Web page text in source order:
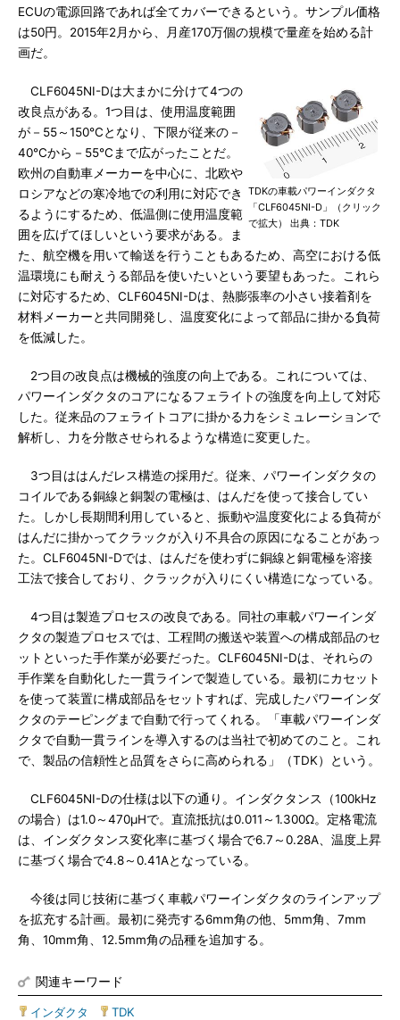
ECUの電源回路であれば全てカバーできるという。サンプル価格
は50円。2015年2月から、月産170万個の規模で量産を始める計
画だ。
TDKの車載パワーインダクタ
「CLF6045NI-D」（クリック
で拡大） 出典：TDK
CLF6045NI-Dは大まかに分けて4つの
改良点がある。1つ目は、使用温度範囲
が－55～150℃となり、下限が従来の－
40℃から－55℃まで広がったことだ。
欧州の自動車メーカーを中心に、北欧や
ロシアなどの寒冷地での利用に対応でき
るようにするため、低温側に使用温度範
囲を広げてほしいという要求がある。ま
た、航空機を用いて輸送を行うこともあるため、高空における低
温環境にも耐えうる部品を使いたいという要望もあった。これら
に対応するため、CLF6045NI-Dは、熱膨張率の小さい接着剤を
材料メーカーと共同開発し、温度変化によって部品に掛かる負荷
を低減した。
2つ目の改良点は機械的強度の向上である。これについては、
パワーインダクタのコアになるフェライトの強度を向上して対応
した。従来品のフェライトコアに掛かる力をシミュレーションで
解析し、力を分散させられるような構造に変更した。
3つ目ははんだレス構造の採用だ。従来、パワーインダクタの
コイルである銅線と銅製の電極は、はんだを使って接合してい
た。しかし長期間利用していると、振動や温度変化による負荷が
はんだに掛かってクラックが入り不具合の原因になることがあっ
た。CLF6045NI-Dでは、はんだを使わずに銅線と銅電極を溶接
工法で接合しており、クラックが入りにくい構造になっている。
4つ目は製造プロセスの改良である。同社の車載パワーインダ
クタの製造プロセスでは、工程間の搬送や装置への構成部品のセ
ットといった手作業が必要だった。CLF6045NI-Dは、それらの
手作業を自動化した一貫ラインで製造している。最初にカセット
を使って装置に構成部品をセットすれば、完成したパワーインダ
クタのテーピングまで自動で行ってくれる。「車載パワーインダ
クタで自動一貫ラインを導入するのは当社で初めてのこと。これ
で、製品の信頼性と品質をさらに高められる」（TDK）という。
CLF6045NI-Dの仕様は以下の通り。インダクタンス（100kHz
の場合）は1.0～470μHで。直流抵抗は0.011～1.300Ω。定格電流
は、インダクタンス変化率に基づく場合で6.7～0.28A、温度上昇
に基づく場合で4.8～0.41Aとなっている。
今後は同じ技術に基づく車載パワーインダクタのラインアップ
を拡充する計画。最初に発売する6mm角の他、5mm角、7mm
角、10mm角、12.5mm角の品種を追加する。
関連キーワード
インダクタ TDK